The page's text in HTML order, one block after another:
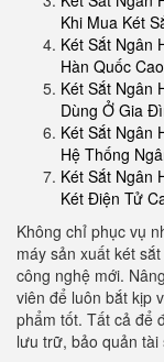
Khi Mua Két
Két Sắt Ngân
Hàn Quốc
Két Sắt Ngân
Dùng Ở Gia
Két Sắt Ngân
Hệ Thống
Két Sắt Ngân
Két Điện Tử
Không chỉ phục vụ
máy sản xuất két
công nghệ mới.
viên để luôn bắt kịp
phẩm tốt. Tất cả để
lưu trữ, bảo quản tài